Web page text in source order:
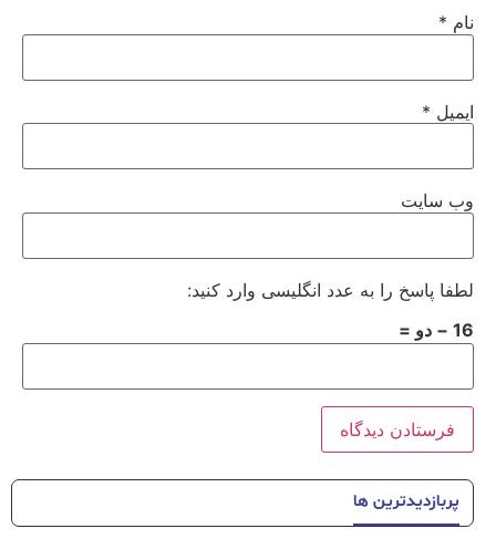
نام *
ایمیل *
وب‌ سایت
لطفا پاسخ را به عدد انگلیسی وارد کنید:
16 − دو =
پربازدیدترین ها